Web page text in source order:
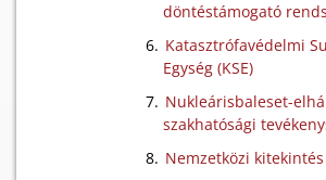
döntéstámogató
Katasztrófavédelmi
Egység (KSE)
Nukleárisbaleset-
szakhatósági
Nemzetközi kitekintés